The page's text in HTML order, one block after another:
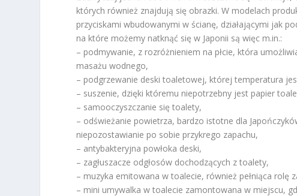
których również znajdują się obrazki. W modelach
przyciskami wbudowanymi w ścianę, działającymi jak
na które możemy natknąć się w Japonii są więc m.in.:
– podmywanie, z rozróżnieniem na płcie, która
masażu wodnego,
– podgrzewanie deski toaletowej, której temperatura
– suszenie, dzięki któremu niepotrzebny jest papier
– samooczyszczanie się toalety,
– odświeżanie powietrza, bardzo istotne dla
niepozostawianie po sobie przykrego zapachu,
– antybakteryjna powłoka deski,
– zagłuszacze odgłosów dochodzących z toalety,
– muzyka emitowana w toalecie, również pełniąca rolę
– mini umywalka w toalecie zamontowana w miejscu,